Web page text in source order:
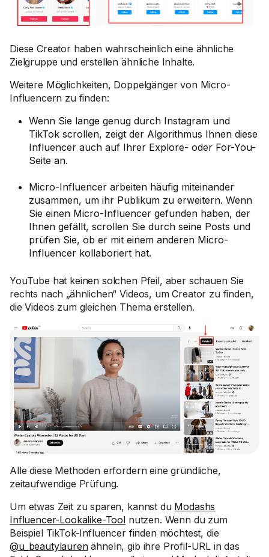
Diese Creator haben wahrscheinlich eine ähnliche
Zielgruppe und erstellen ähnliche Inhalte.
Weitere Möglichkeiten, Doppelgänger von Micro-
Influencern zu finden:
Wenn Sie lange genug durch Instagram und
TikTok scrollen, zeigt der Algorithmus Ihnen diese
Influencer auch auf Ihrer Explore- oder For-You-
Seite an.
Micro-Influencer arbeiten häufig miteinander
zusammen, um ihr Publikum zu erweitern. Wenn
Sie einen Micro-Influencer gefunden haben, der
Ihnen gefällt, scrollen Sie durch seine Posts und
prüfen Sie, ob er mit einem anderen Micro-
Influencer kollaboriert hat.
YouTube hat keinen solchen Pfeil, aber schauen Sie
rechts nach „ähnlichen“ Videos, um Creator zu finden,
die Videos zum gleichen Thema erstellen.
Alle diese Methoden erfordern eine gründliche,
zeitaufwendige Prüfung.
Um etwas Zeit zu sparen, kannst du Modashs
Influencer-Lookalike-Tool nutzen. Wenn du zum
Beispiel TikTok-Influencer finden möchtest, die
@u_beautylaurenähneln, gib ihre Profil-URL in das